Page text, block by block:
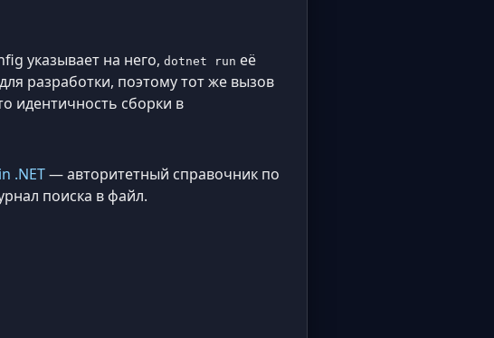
указывает на него, dotnet run её
разработки, поэтому тот же вызов
идентичность сборки в
.NET— авторитетный справочник по
поиска в файл.